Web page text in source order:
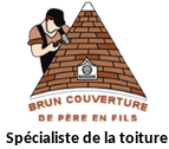
Spécialiste de la toiture